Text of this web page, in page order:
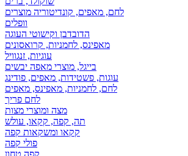
לחם, מאפים, קונדיטוריה מוצרים
וופלים
הדובדבן וקישוטי העוגה
מאפינס, לחמניות, קרואסונים
עוגיות, זנגוויל
בייגל, מוצרי מאפה יבשים
עוגות, פשטידות, מאפים, פודינג
לחם, לחמניות, מאפינס, מאפים
לחם פריך
מצה ומוצרי מצות
תה, קפה, קקאו, עולש
קקאו ומשקאות קפה
פולי קפה
קפה טחון